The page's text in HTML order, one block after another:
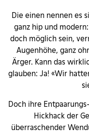
Die einen nennen es
ganz hip und
doch möglich sein,
Augenhöhe, ganz
Ärger. Kann das
glauben: Ja! «Wir
Doch ihre
Hickhack der
überraschender